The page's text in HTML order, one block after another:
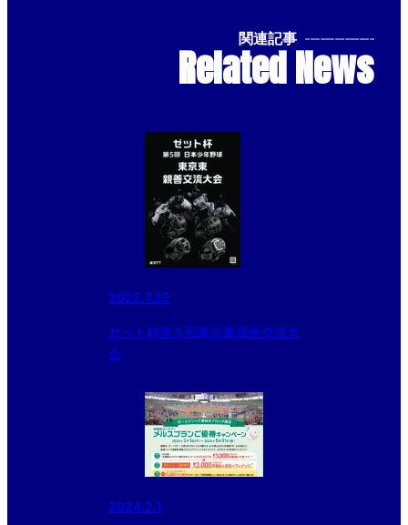
関連記事 --------------
Related News
2022.7.22
ゼット杯第５回東京東親善交流大
会
2024.2.1